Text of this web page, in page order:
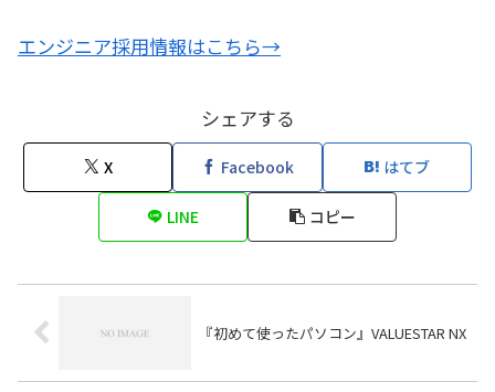
エンジニア採用情報はこちら→
シェアする
X Facebook はてブ
LINE コピー
『初めて使ったパソコン』VALUESTAR NX